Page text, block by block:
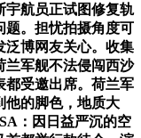
宇航员正试图修复轨
题。担忧拍摄角度可
泛博网友关心。收集
兰军舰不法侵闯西沙
都受邀出席。荷兰军
他的脚色，地质大
：因日益严沉的空